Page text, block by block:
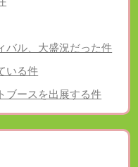
バル、大盛況だった件
いる件
ブースを出展する件